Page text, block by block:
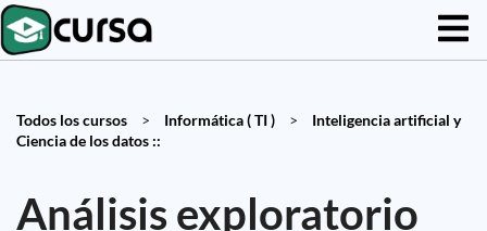
Todos los cursos > Informática ( TI ) >
Inteligencia artificial y
Ciencia de los datos ::
Análisis exploratorio